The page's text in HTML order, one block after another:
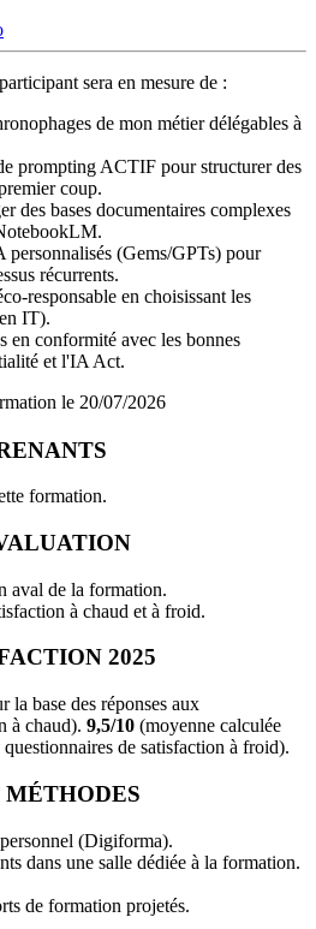
sera en mesure de :
de mon métier délégables à
prompting ACTIF pour structurer des
coup.
des bases documentaires complexes
personnalisés (Gems/GPTs) pour
récurrents.
responsable en choisissant les
IT).
en conformité avec les bonnes
et l'IA Act.
le 20/07/2026
formation.
aval de la formation.
à chaud et à froid.
2025
la base des réponses aux
à chaud). 9,5/10 (moyenne calculée
questionnaires de satisfaction à froid).
MÉTHODES
(Digiforma).
dans une salle dédiée à la formation.
de formation projetés.